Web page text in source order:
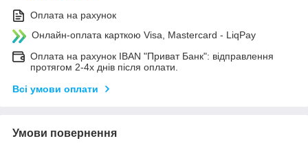
Оплата на рахунок
Онлайн-оплата карткою Visa, Mastercard - LiqPay
Оплата на рахунок IBAN "Приват Банк": відправлення
протягом 2-4х днів після оплати.
Всі умови оплати
Умови повернення